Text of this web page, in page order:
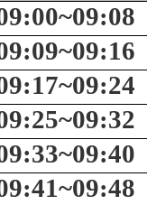
:00~09:08
:09~09:16
:17~09:24
:25~09:32
:33~09:40
:41~09:48